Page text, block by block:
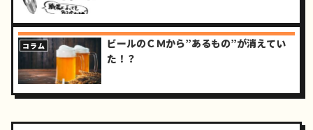
コラム
ビールのＣＭから”あるもの”が消えてい
た！？